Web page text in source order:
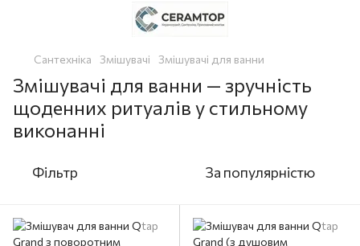
Сантехніка Змішувачі Змішувачі для ванни
Змішувачі для ванни — зручність
щоденних ритуалів у стильному
виконанні
Фільтр За популярністю